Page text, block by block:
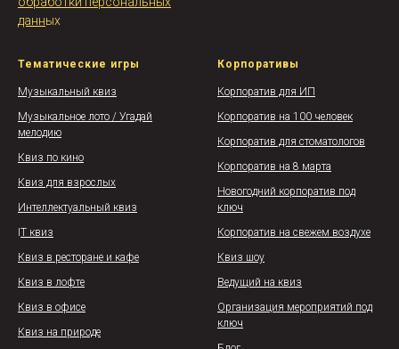
данных
Тематические игры
Музыкальный квиз
Музыкальное лото / Угадай
мелодию
Квиз по кино
Квиз для взрослых
Интеллектуальный квиз
T квиз
Квиз в ресторане и кафе
Квиз в лофте
Квиз в офисе
Квиз на природе
Корпоративы
Корпоратив для ИП
Корпоратив на 100 человек
Корпоратив для стоматологов
Корпоратив на 8 марта
Новогодний корпоратив под
ключ
Корпоратив на свежем воздухе
Квиз шоу
Ведущий на квиз
Организация мероприятий под
ключ